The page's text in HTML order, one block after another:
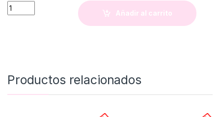
Neceser Astro Capricornio quantity
Añadir al carrito
Productos relacionados